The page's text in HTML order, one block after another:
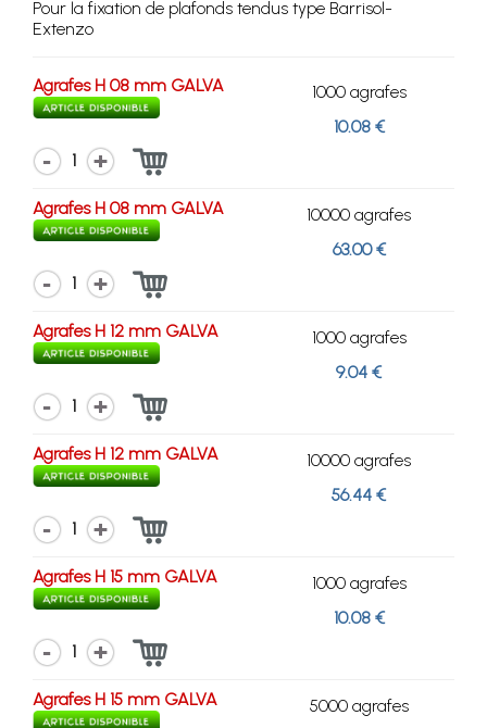
Pour la fixation de plafonds tendus type Barrisol-
Extenzo
Agrafes H 08 mm GALVA
1000 agrafes
10.08 €
1
Agrafes H 08 mm GALVA
10000 agrafes
63.00 €
1
Agrafes H 12 mm GALVA
1000 agrafes
9.04 €
1
Agrafes H 12 mm GALVA
10000 agrafes
56.44 €
1
Agrafes H 15 mm GALVA
1000 agrafes
10.08 €
1
Agrafes H 15 mm GALVA
5000 agrafes